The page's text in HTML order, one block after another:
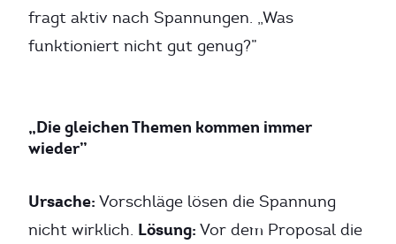
fragt aktiv nach Spannungen. „Was
funktioniert nicht gut genug?”
„Die gleichen Themen kommen immer
wieder”
Ursache: Vorschläge lösen die Spannung
nicht wirklich. Lösung: Vor dem Proposal die